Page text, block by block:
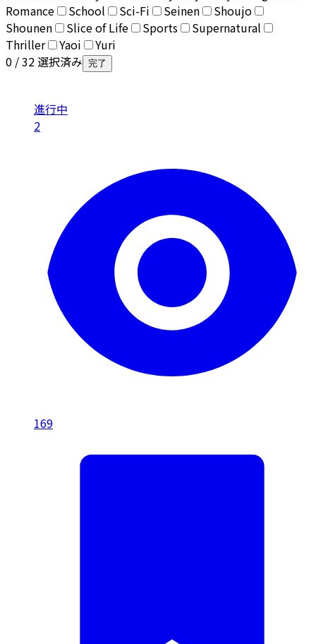
Romance
School Sci-Fi Seinen
Shoujo
Shounen
Slice of Life Sports
Supernatural
Thriller
Yaoi
Yuri
0 / 32 選択済み 完了
進行中
2
169